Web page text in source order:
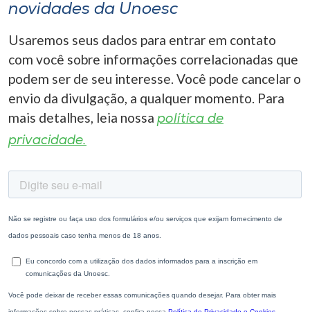
novidades da Unoesc
Usaremos seus dados para entrar em contato
com você sobre informações correlacionadas que
podem ser de seu interesse. Você pode cancelar o
envio da divulgação, a qualquer momento. Para
mais detalhes, leia nossa política de
privacidade.